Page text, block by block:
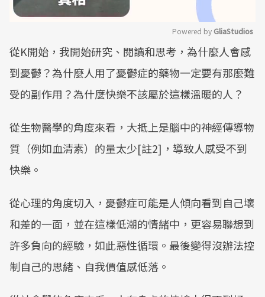
Mute
Powered by GliaStudios
從K開始，我開始研究、閱讀和思考，為什麼人會感
到憂鬱？為什麼人用了憂鬱症的藥物一定要有那麼難
受的副作用？為什麼快樂不該屬於這樣溫暖的人？
從生物醫學的角度來看，大抵上是腦中的神經傳導物
質（例如血清素）的量太少[註2]，導致人感受不到
快樂。
從心理的角度切入，憂鬱症可能是人傾向看到自己壞
和差的一面，並在這樣低潮的情緒中，更容易聯想到
許多負向的經驗，如此惡性循環。最後變得沒辦法控
制自己的思緒、自我價值感低落。